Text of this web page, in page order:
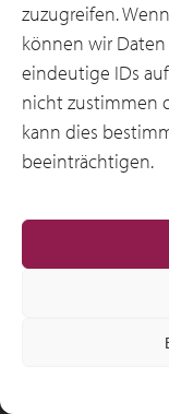
zuzugreifen.
können wir
eindeutige IDs
nicht zustimmen
kann dies
beeinträchtigen.
© 2012-